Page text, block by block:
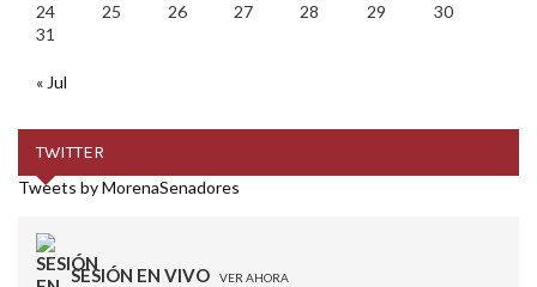
24
25 26 27 28 29
30
31
« Jul
TWITTER
Tweets by MorenaSenadores
SESIÓN EN VIVO VER AHORA